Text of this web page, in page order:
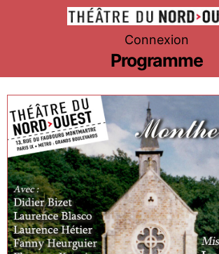
Théâtre
du
Nord-
Ouest
Connexion
Programme